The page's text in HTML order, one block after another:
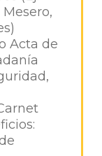
Acta de